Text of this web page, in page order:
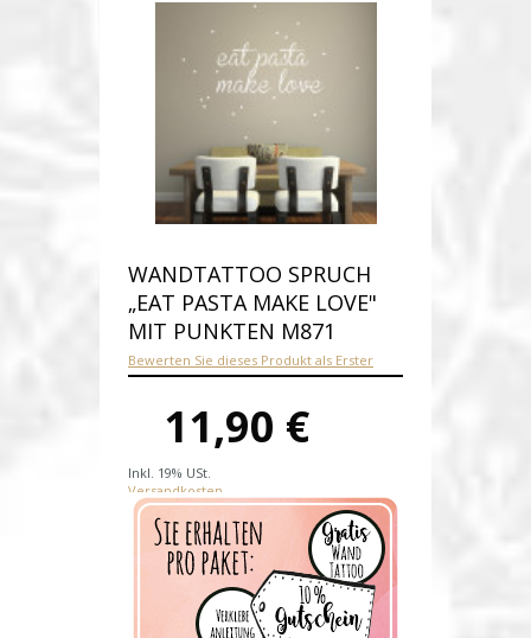
WANDTATTOO SPRUCH
„EAT PASTA MAKE LOVE"
MIT PUNKTEN M871
Bewerten Sie dieses Produkt als Erster
11,90 €
Inkl. 19% USt.
Versandkosten
Produktnummer:
Verfügbarkeit: Auf Lager
Lieferzeit: 1-2 Werktage nach
Zahlungseingang